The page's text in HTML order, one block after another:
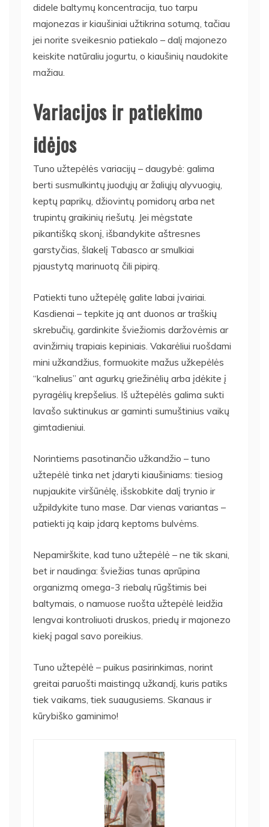
didele baltymų koncentracija, tuo tarpu
majonezas ir kiaušiniai užtikrina sotumą, tačiau
jei norite sveikesnio patiekalo – dalį majonezo
keiskite natūraliu jogurtu, o kiaušinių naudokite
mažiau.
Variacijos ir patiekimo
idėjos
Tuno užtepėlės variacijų – daugybė: galima
berti susmulkintų juodųjų ar žaliųjų alyvuogių,
keptų paprikų, džiovintų pomidorų arba net
trupintų graikinių riešutų. Jei mėgstate
pikantišką skonį, išbandykite aštresnes
garstyčias, šlakelį Tabasco ar smulkiai
pjaustytą marinuotą čili pipirą.
Patiekti tuno užtepėlę galite labai įvairiai.
Kasdienai – tepkite ją ant duonos ar traškių
skrebučių, gardinkite šviežiomis daržovėmis ar
avinžirnių trapiais kepiniais. Vakarėliui ruošdami
mini užkandžius, formuokite mažus užkepėlės
“kalnelius” ant agurkų griežinėlių arba įdėkite į
pyragėlių krepšelius. Iš užtepėlės galima sukti
lavašo suktinukus ar gaminti sumuštinius vaikų
gimtadieniui.
Norintiems pasotinančio užkandžio – tuno
užtepėlė tinka net įdaryti kiaušiniams: tiesiog
nupjaukite viršūnėlę, išskobkite dalį trynio ir
užpildykite tuno mase. Dar vienas variantas –
patiekti ją kaip įdarą keptoms bulvėms.
Nepamirškite, kad tuno užtepėlė – ne tik skani,
bet ir naudinga: šviežias tunas aprūpina
organizmą omega-3 riebalų rūgštimis bei
baltymais, o namuose ruošta užtepėlė leidžia
lengvai kontroliuoti druskos, priedų ir majonezo
kiekį pagal savo poreikius.
Tuno užtepėlė – puikus pasirinkimas, norint
greitai paruošti maistingą užkandį, kuris patiks
tiek vaikams, tiek suaugusiems. Skanaus ir
kūrybiško gaminimo!